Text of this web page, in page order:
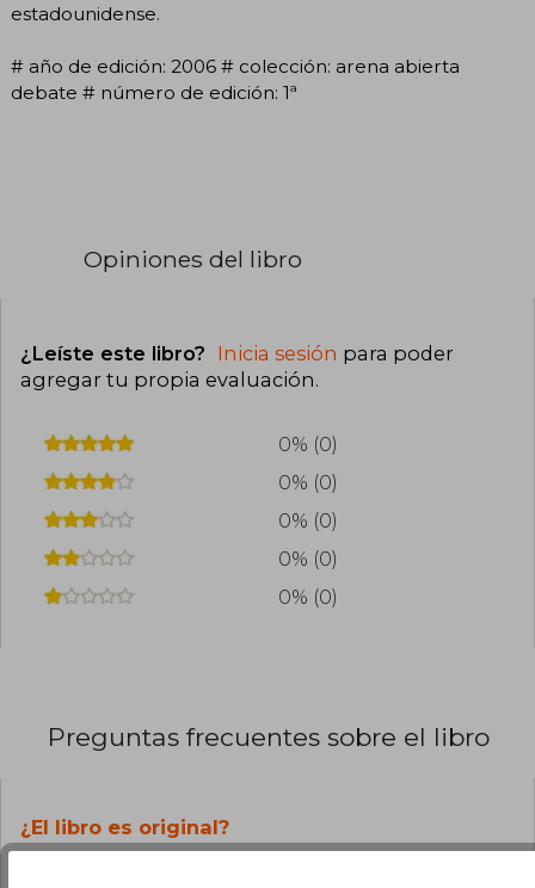
estadounidense.
# año de edición: 2006 # colección: arena abierta
debate # número de edición: 1ª
Opiniones del libro
¿Leíste este libro? Inicia sesión para poder
agregar tu propia evaluación.
0% (0)
0% (0)
0% (0)
0% (0)
0% (0)
Preguntas frecuentes sobre el libro
¿El libro es original?